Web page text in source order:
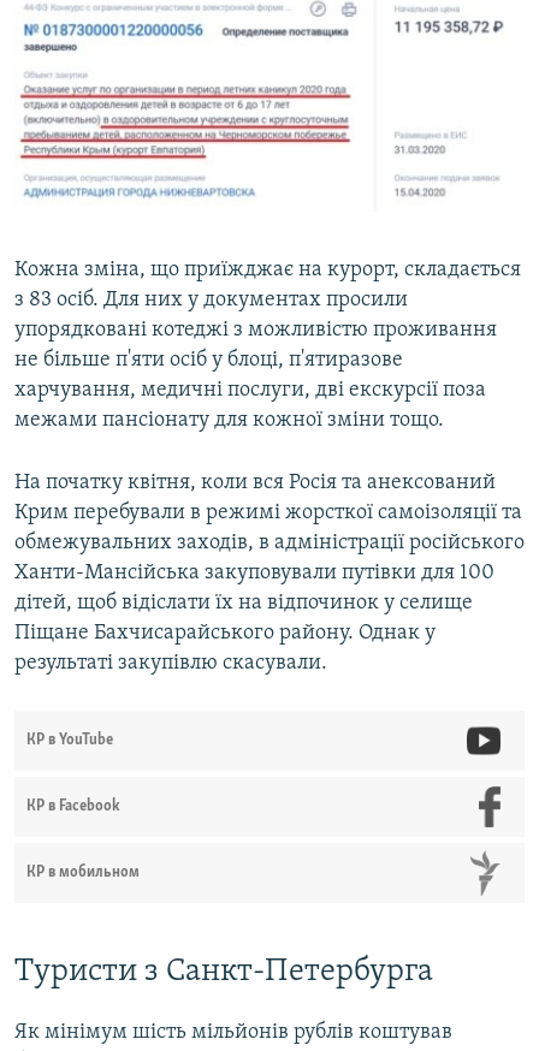
Кожна зміна, що приїжджає на курорт, складається
з 83 осіб. Для них у документах просили
упорядковані котеджі з можливістю проживання
не більше п'яти осіб у блоці, п'ятиразове
харчування, медичні послуги, дві екскурсії поза
межами пансіонату для кожної зміни тощо.
На початку квітня, коли вся Росія та анексований
Крим перебували в режимі жорсткої самоізоляції та
обмежувальних заходів, в адміністрації російського
Ханти-Мансійська закуповували путівки для 100
дітей, щоб відіслати їх на відпочинок у селище
Піщане Бахчисарайського району. Однак у
результаті закупівлю скасували.
КР в YouTube
КР в Facebook
КР в мобильном
Туристи з Санкт-Петербурга
Як мінімум шість мільйонів рублів коштував